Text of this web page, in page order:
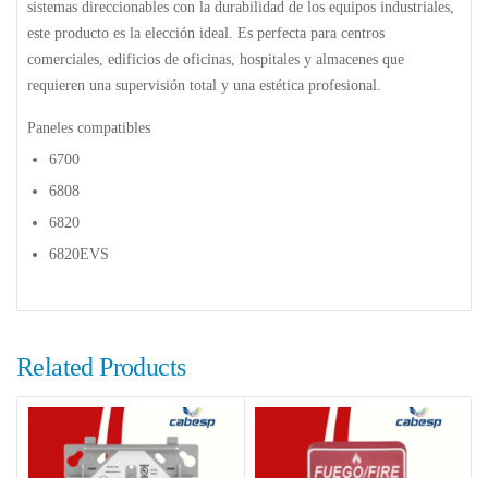
sistemas direccionables con la durabilidad de los equipos industriales,
este producto es la elección ideal. Es perfecta para centros
comerciales, edificios de oficinas, hospitales y almacenes que
requieren una supervisión total y una estética profesional.
Paneles compatibles
6700
6808
6820
6820EVS
Related Products